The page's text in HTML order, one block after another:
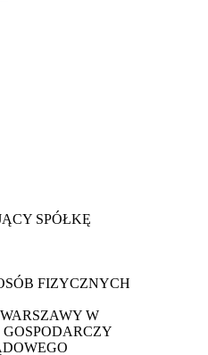
SPÓŁKĘ
FIZYCZNYCH
W